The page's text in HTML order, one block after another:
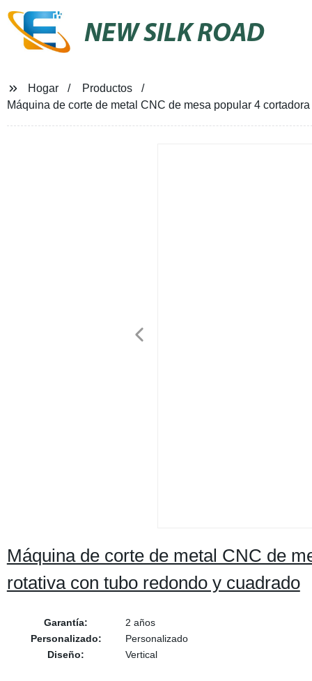
NEW SILK ROAD
Hogar
Productos
Máquina de corte de metal CNC de mesa popular 4
Máquina de corte de metal CNC de
rotativa con tubo redondo y cuadrado
Garantía:
2 años
Personalizado:
Personalizado
Diseño:
Vertical